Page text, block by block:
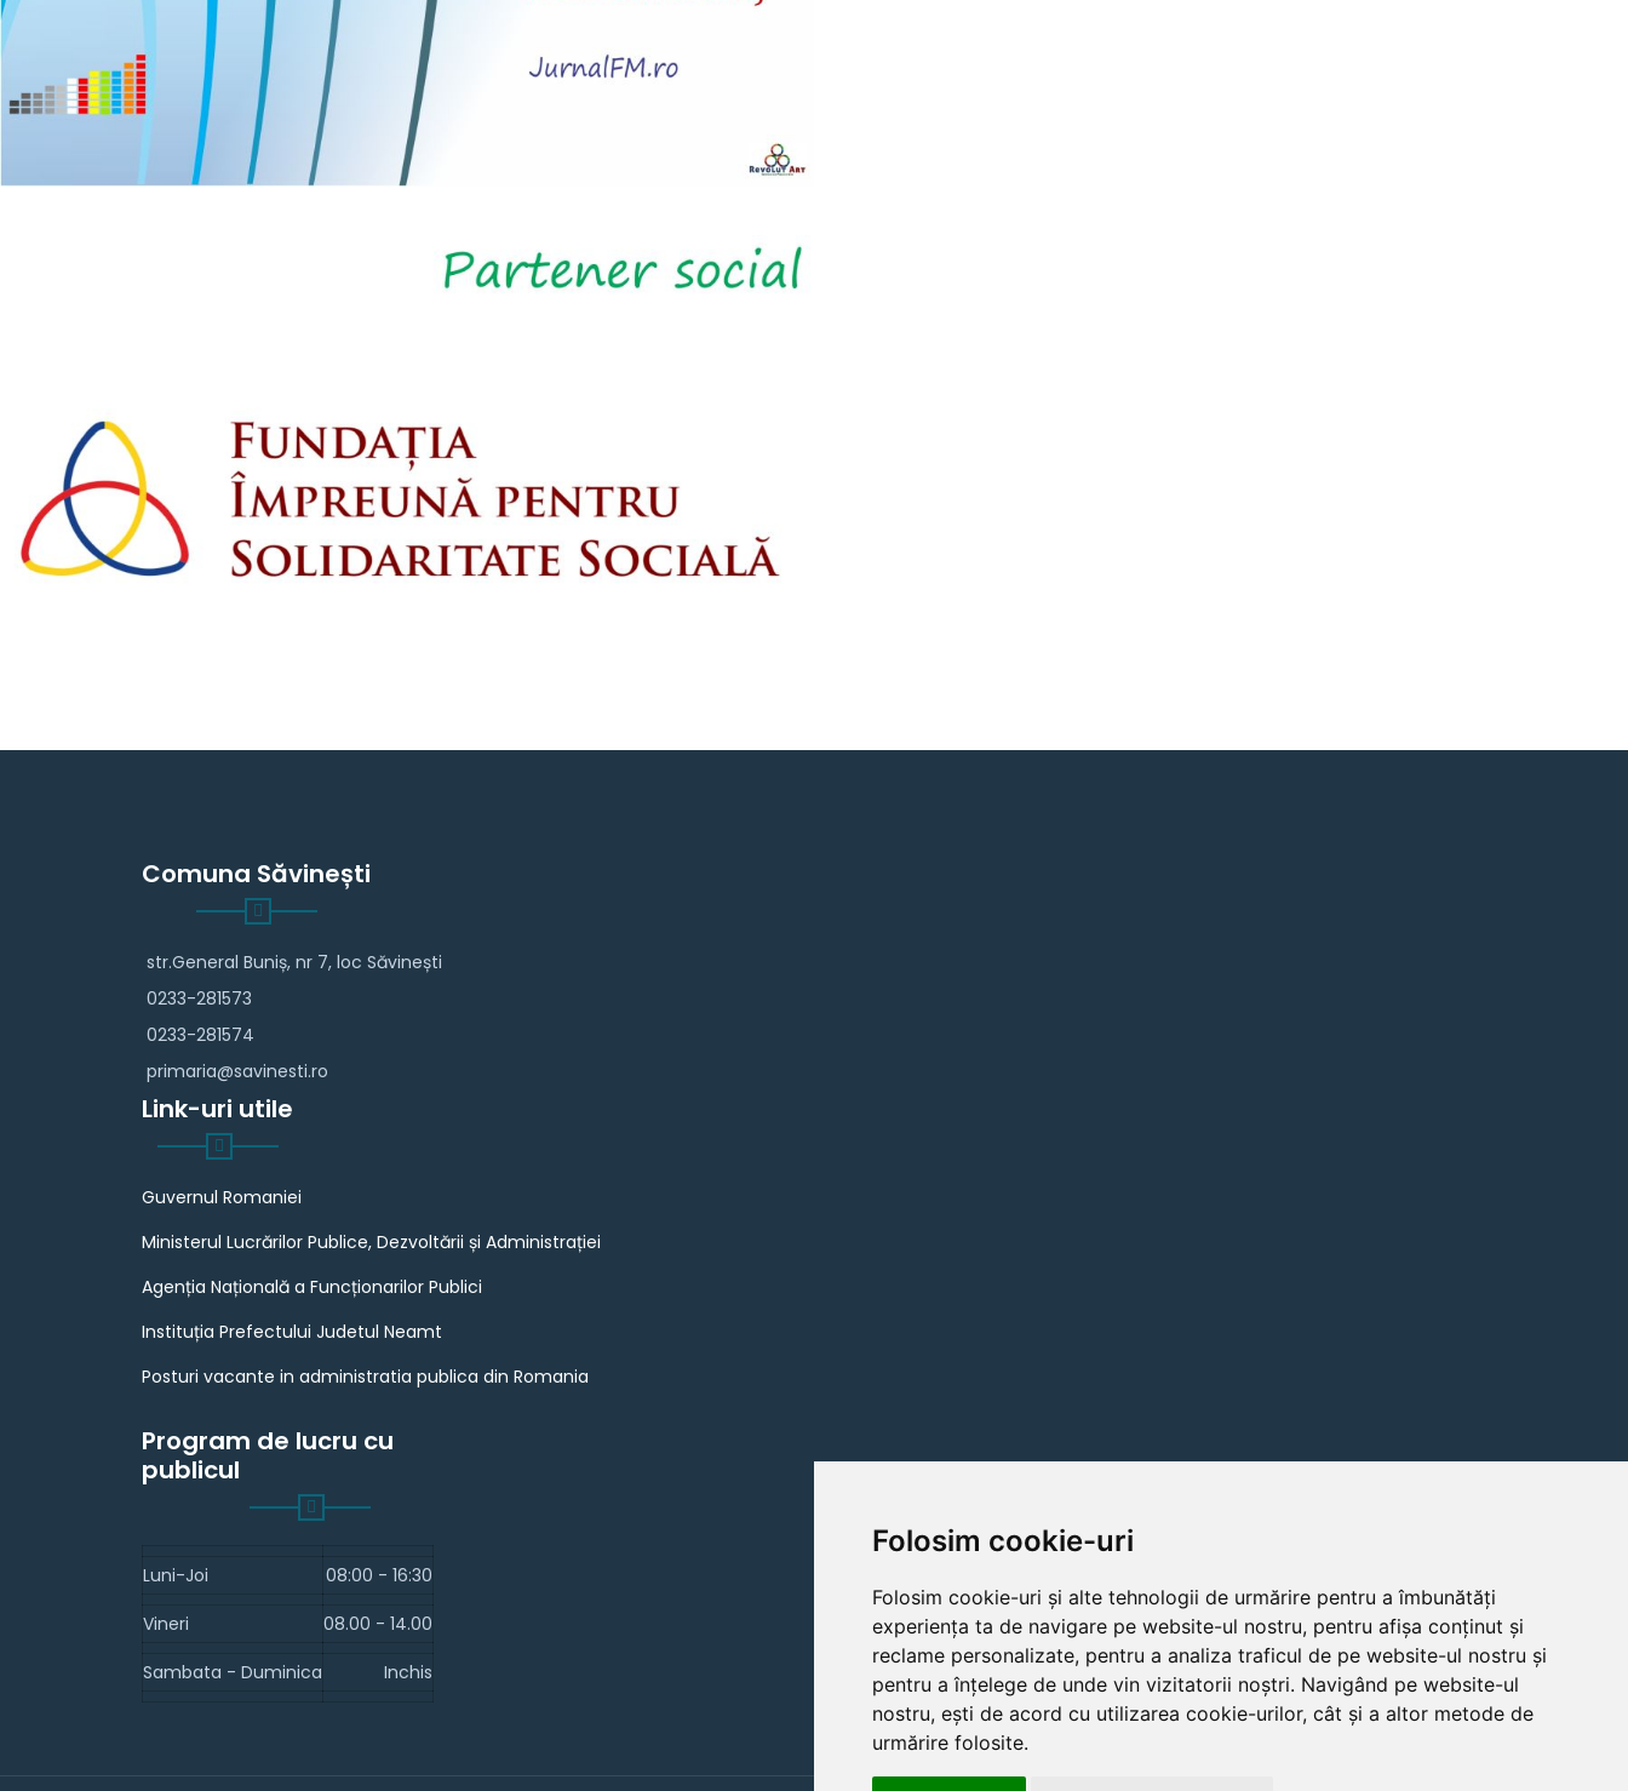
Folosim cookie-uri
Folosim cookie-uri și alte tehnologii de urmărire pentru a îmbunătăți
experiența ta de navigare pe website-ul nostru, pentru afișa conținut și
reclame personalizate, pentru a analiza traficul de pe website-ul nostru și
pentru a înțelege de unde vin vizitatorii noștri. Navigând pe website-ul
nostru, ești de acord cu utilizarea cookie-urilor, cât și a altor metode de
urmărire folosite.
Comuna Săvinești
str.General Buniș, nr 7, loc Săvinești
0233-281573
0233-281574
primaria@savinesti.ro
Link-uri utile
Guvernul Romaniei
Ministerul Lucrărilor Publice, Dezvoltării și Administrației
Agenția Națională a Funcționarilor Publici
Instituția Prefectului Judetul Neamt
Posturi vacante in administratia publica din Romania
Program de lucru cu
publicul
Luni-Joi
08:00 - 16:30
Vineri
08.00 - 14.00
Sambata - Duminica
Inchis